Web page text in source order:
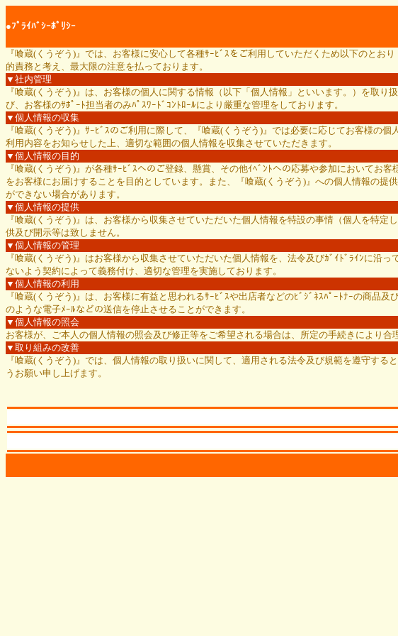
●ﾌﾟﾗｲﾊﾞｼｰﾎﾟﾘｼｰ
『喰蔵(くうぞう)』では、お客様に安心して各種ｻｰﾋﾞｽをご利用していただくため以下のと
的責務と考え、最大限の注意を払っております。
▼社内管理
『喰蔵(くうぞう)』は、お客様の個人に関する情報（以下「個人情報」といいます。）を取
び、お客様のｻﾎﾟｰﾄ担当者のみﾊﾟｽﾜｰﾄﾞｺﾝﾄﾛｰﾙにより厳重な管理をしております。
▼個人情報の収集
『喰蔵(くうぞう)』ｻｰﾋﾞｽのご利用に際して、『喰蔵(くうぞう)』では必要に応じてお客様の
利用内容をお知らせした上、適切な範囲の個人情報を収集させていただきます。
▼個人情報の目的
『喰蔵(くうぞう)』が各種ｻｰﾋﾞｽへのご登録、懸賞、その他ｲﾍﾞﾝﾄへの応募や参加においてお
をお客様にお届けすることを目的としています。また、『喰蔵(くうぞう)』への個人情報の
ができない場合があります。
▼個人情報の提供
『喰蔵(くうぞう)』は、お客様から収集させていただいた個人情報を特設の事情（個人を特
供及び開示等は致しません。
▼個人情報の管理
『喰蔵(くうぞう)』はお客様から収集させていただいた個人情報を、法令及びｶﾞｲﾄﾞﾗｲﾝに沿
ないよう契約によって義務付け、適切な管理を実施しております。
▼個人情報の利用
『喰蔵(くうぞう)』は、お客様に有益と思われるｻｰﾋﾞｽや出店者などのﾋﾞｼﾞﾈｽﾊﾟｰﾄﾅｰの商品
のような電子ﾒｰﾙなどの送信を停止させることができます。
▼個人情報の照会
お客様が、ご本人の個人情報の照会及び修正等をご希望される場合は、所定の手続きにより合
▼取り組みの改善
『喰蔵(くうぞう)』では、個人情報の取り扱いに関して、適用される法令及び規範を遵守す
うお願い申し上げます。